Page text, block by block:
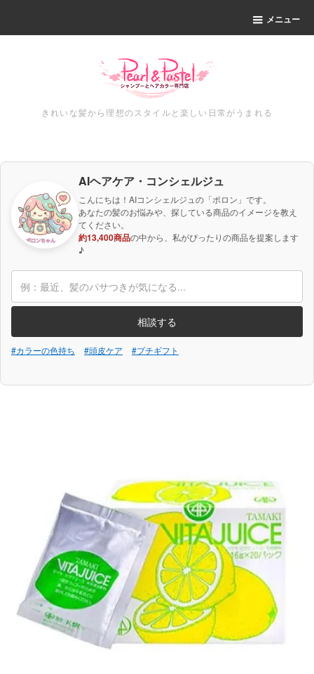
メニュー
きれいな髪から理想のスタイルと楽しい日常がうまれる
AIヘアケア・コンシェルジュ
こんにちは！AIコンシェルジュの「ポロン」です。
あなたの髪のお悩みや、探している商品のイメージを教え
てください。
約13,400商品の中から、私がぴったりの商品を提案します
♪
相談する
#カラーの色持ち #頭皮ケア #プチギフト